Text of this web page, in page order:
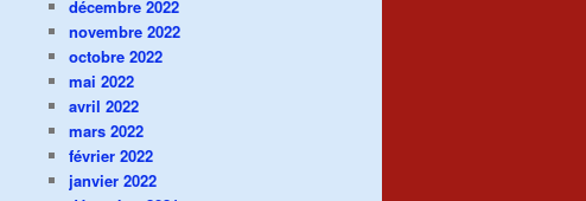
décembre 2022
novembre 2022
octobre 2022
mai 2022
avril 2022
mars 2022
février 2022
janvier 2022